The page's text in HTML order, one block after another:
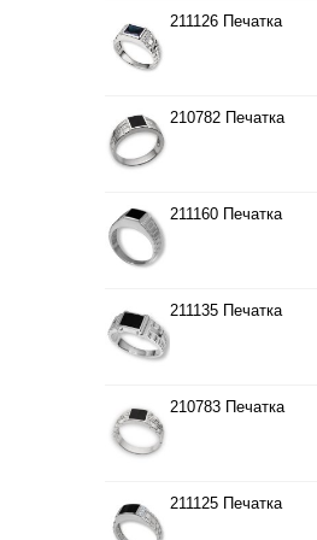
211126 Печатка
210782 Печатка
211160 Печатка
211135 Печатка
210783 Печатка
211125 Печатка